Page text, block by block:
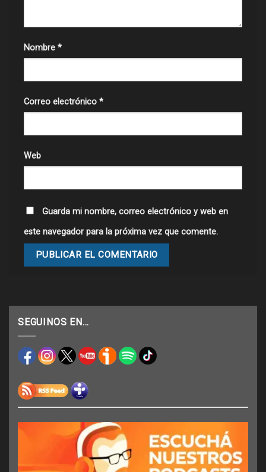
Nombre *
Correo electrónico *
Web
Guarda mi nombre, correo electrónico y web en
este navegador para la próxima vez que comente.
SEGUINOS EN…